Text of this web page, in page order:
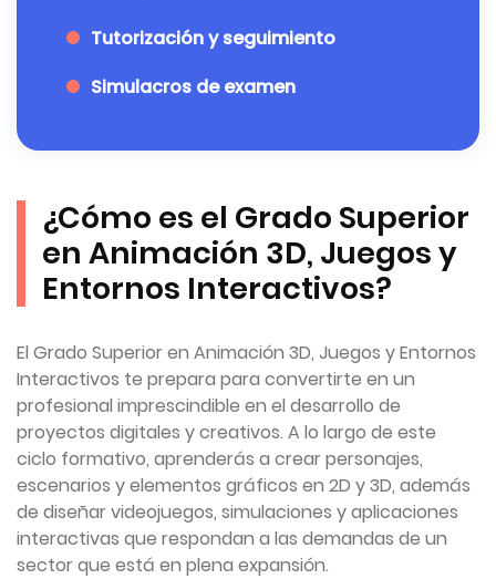
Tutorización y seguimiento
Simulacros de examen
¿Cómo es el Grado Superior
en Animación 3D, Juegos y
Entornos Interactivos?
El Grado Superior en Animación 3D, Juegos y Entornos
Interactivos te prepara para convertirte en un
profesional imprescindible en el desarrollo de
proyectos digitales y creativos. A lo largo de este
ciclo formativo, aprenderás a crear personajes,
escenarios y elementos gráficos en 2D y 3D, además
de diseñar videojuegos, simulaciones y aplicaciones
interactivas que respondan a las demandas de un
sector que está en plena expansión.